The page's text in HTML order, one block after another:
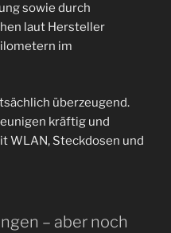
sowie durch
laut Hersteller
im
überzeugend.
kräftig und
WLAN, Steckdosen und
– aber noch